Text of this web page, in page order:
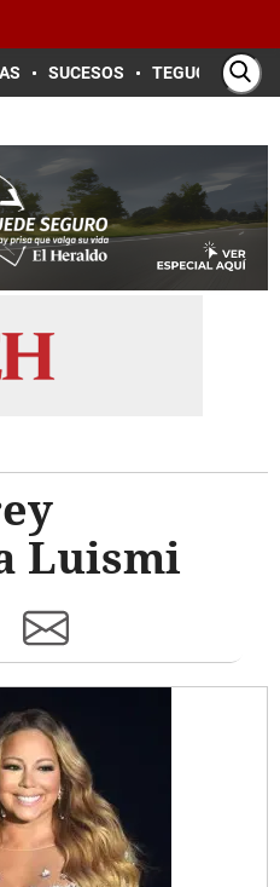
SUCESOS TEGUCIGALPA
Luismi